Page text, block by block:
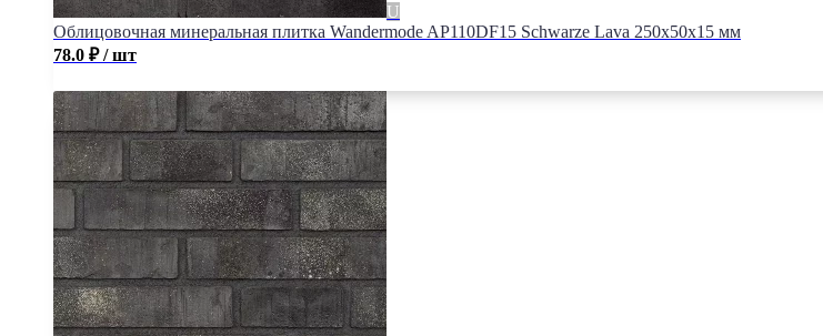
Облицовочная минеральная плитка Wandermode AP110DF15 Schwarze Lava 250x50x15 мм
78.0 ₽ / шт